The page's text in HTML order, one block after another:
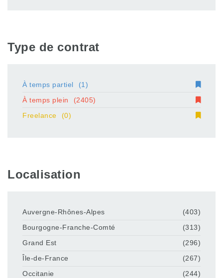
Type de contrat
À temps partiel
(1)
À temps plein
(2405)
Freelance
(0)
Localisation
Auvergne-Rhônes-Alpes
(403)
Bourgogne-Franche-Comté
(313)
Grand Est
(296)
Île-de-France
(267)
Occitanie
(244)